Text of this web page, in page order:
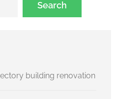
Search
building renovation